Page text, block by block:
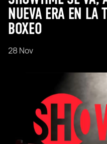
NUEVA ERA EN LA
BOXEO
28 Nov